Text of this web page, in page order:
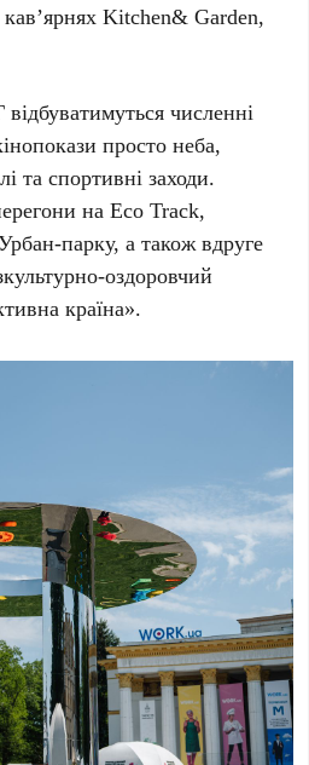
кав’ярняхKitchen& Garden,
відбуватимуться численні
просто неба,
та спортивні заходи.
наEco Track,
парку, а також вдруге
оздоровчий
країна».